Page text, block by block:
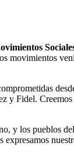
movimientos
y Fidel. Creemos
y los pueblos